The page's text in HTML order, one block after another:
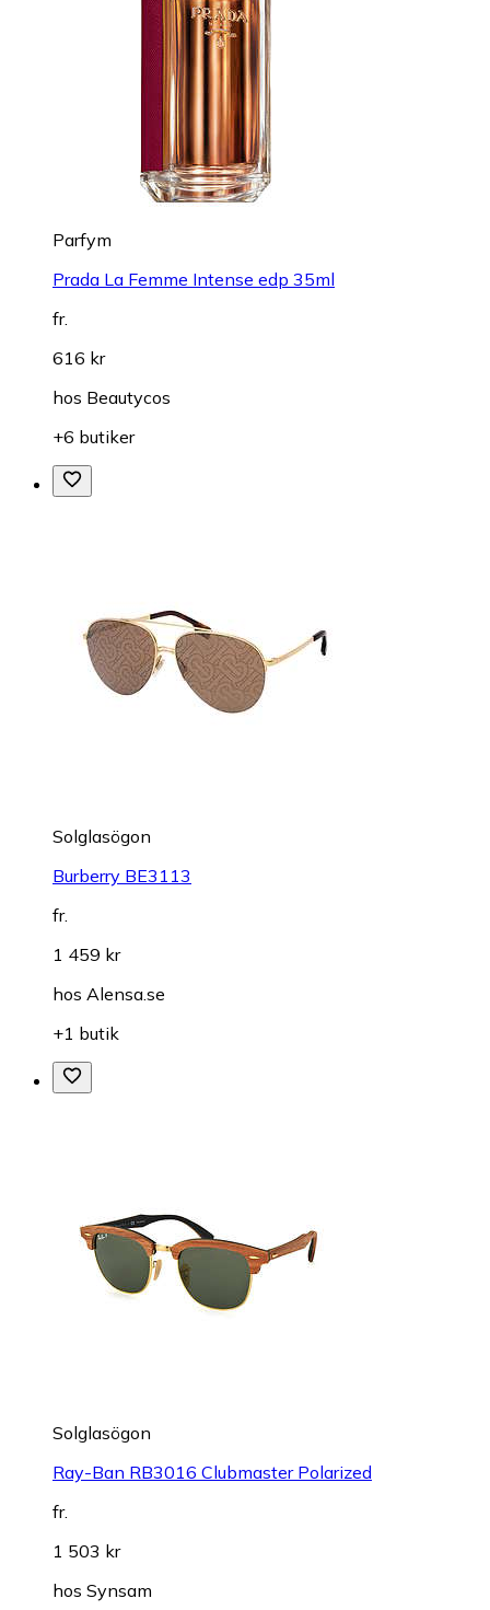
Parfym
Prada La Femme Intense edp 35ml
fr.
616 kr
hos Beautycos
+6 butiker
Solglasögon
Burberry BE3113
fr.
1 459 kr
hos Alensa.se
+1 butik
Solglasögon
Ray-Ban RB3016 Clubmaster Polarized
fr.
1 503 kr
hos Synsam